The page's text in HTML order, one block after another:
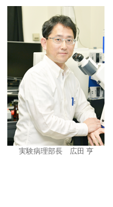
実験病理部長 広田 亨